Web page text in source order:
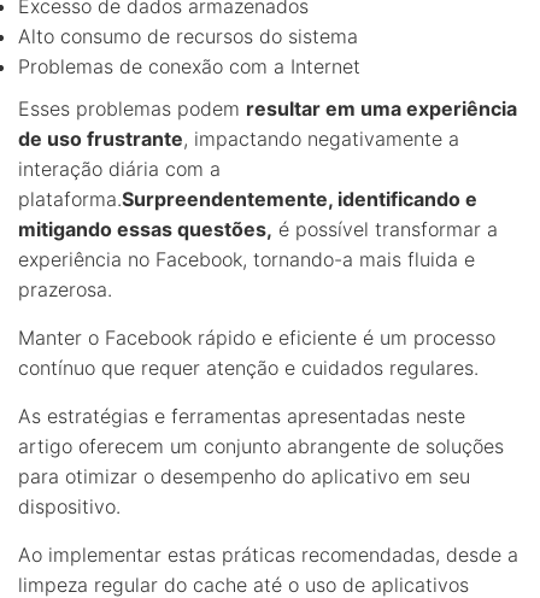
Excesso de dados armazenados
Alto consumo de recursos do sistema
Problemas de conexão com a Internet
Esses problemas podem resultar em uma experiência
de uso frustrante, impactando negativamente a
interação diária com a
plataforma.Surpreendentemente, identificando e
mitigando essas questões, é possível transformar a
experiência no Facebook, tornando-a mais fluida e
prazerosa.
Manter o Facebook rápido e eficiente é um processo
contínuo que requer atenção e cuidados regulares.
As estratégias e ferramentas apresentadas neste
artigo oferecem um conjunto abrangente de soluções
para otimizar o desempenho do aplicativo em seu
dispositivo.
Ao implementar estas práticas recomendadas, desde a
limpeza regular do cache até o uso de aplicativos